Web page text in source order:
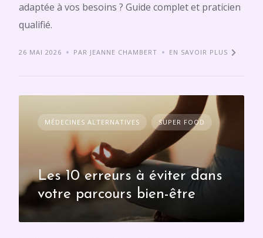
adaptée à vos besoins ? Guide complet et praticien
qualifié.
26 MAI 2026 PAR JEANNE CHAMBERT EN SAVOIR PLUS
MÉDECINES ALTERNATIVES SUPER FOOD
Les 10 erreurs à éviter dans
votre parcours bien-être